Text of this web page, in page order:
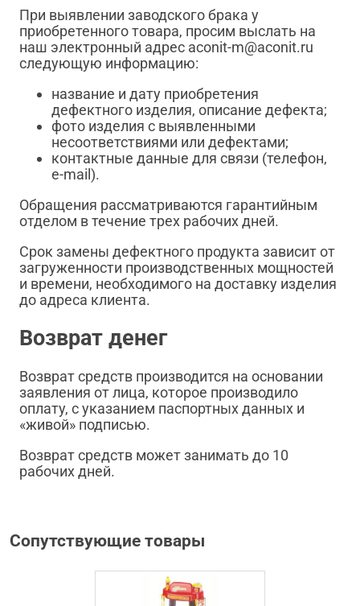
При выявлении заводского брака у
приобретенного товара, просим выслать на
наш электронный адрес aconit-m@aconit.ru
следующую информацию:
название и дату приобретения
дефектного изделия, описание дефекта;
фото изделия с выявленными
несоответствиями или дефектами;
контактные данные для связи (телефон,
e-mail).
Обращения рассматриваются гарантийным
отделом в течение трех рабочих дней.
Срок замены дефектного продукта зависит от
загруженности производственных мощностей
и времени, необходимого на доставку изделия
до адреса клиента.
Возврат денег
Возврат средств производится на основании
заявления от лица, которое производило
оплату, с указанием паспортных данных и
«живой» подписью.
Возврат средств может занимать до 10
рабочих дней.
Сопутствующие товары